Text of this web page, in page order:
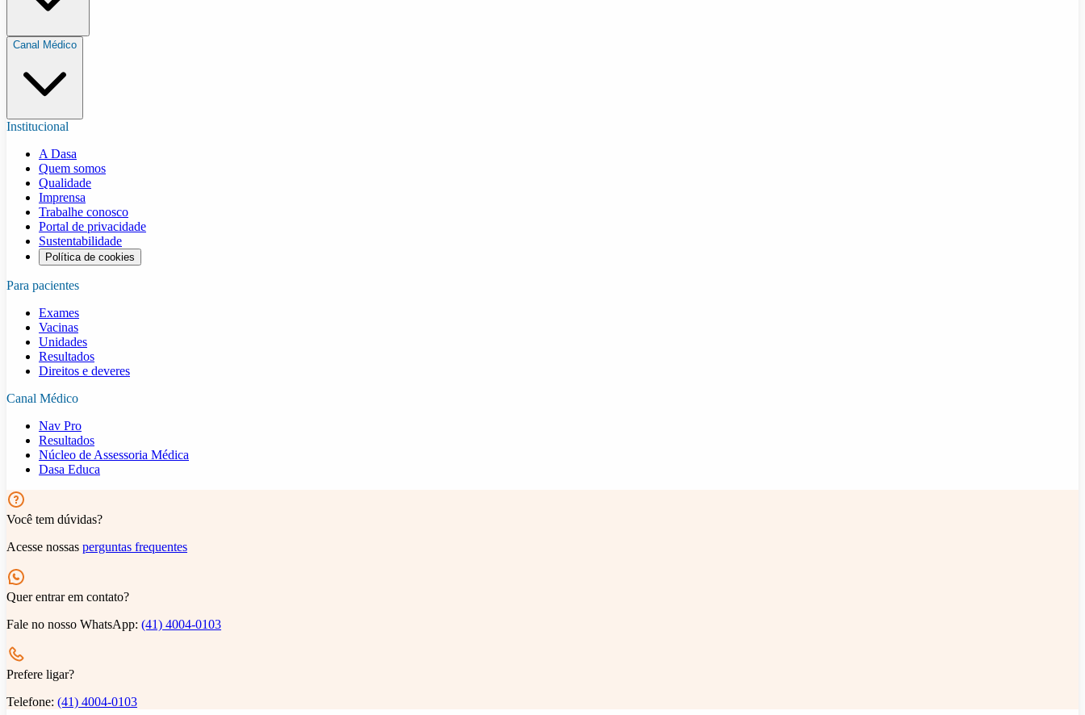
Canal Médico
Institucional
A Dasa
Quem somos
Qualidade
Imprensa
Trabalhe conosco
Portal de privacidade
Sustentabilidade
Política de cookies
Para pacientes
Exames
Vacinas
Unidades
Resultados
Direitos e deveres
Canal Médico
Nav Pro
Resultados
Núcleo de Assessoria Médica
Dasa Educa
Você tem dúvidas?
Acesse nossas perguntas frequentes
Quer entrar em contato?
Fale no nosso WhatsApp: (41) 4004-0103
Prefere ligar?
Telefone: (41) 4004-0103